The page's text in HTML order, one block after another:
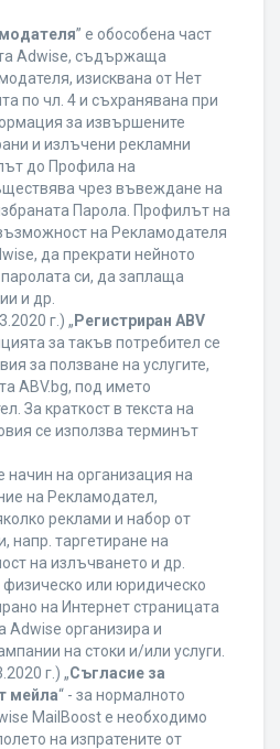
” е обособена част
Adwise, съдържаща
изисквана от Нет
по чл. 4 и съхранявана при
за извършените
и излъчени рекламни
до Профила на
чрез въвеждане на
Парола. Профилът на
на Рекламодателя
да прекрати нейното
си, да заплаща
и др.
г.) „ Регистриран ABV
за такъв потребител се
за ползване на услугите,
ABV.bg, под името
За краткост в текста на
се използва терминът
начин на организация на
на Рекламодател,
реклами и набор от
напр. таргетиране на
на излъчването и др.
физическо или юридическо
на Интернет страницата
Adwise организира и
на стоки и/или услуги.
г.) „Съгласие за
мейла“ - за нормалното
MailBoost е необходимо
на изпратените от